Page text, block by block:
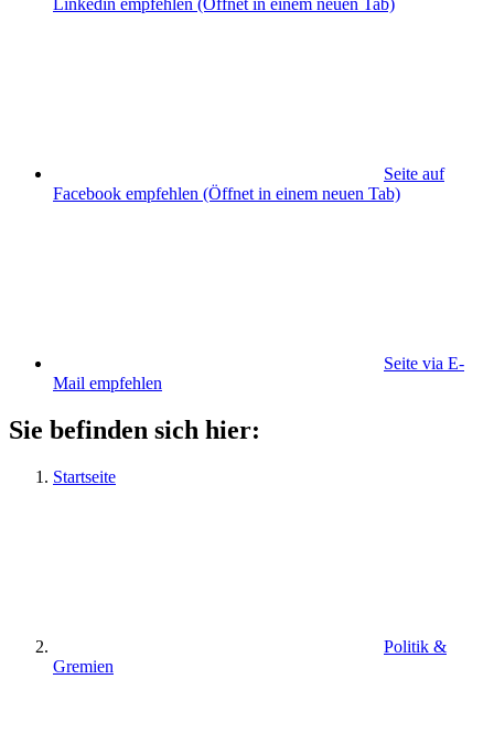
Linkedin empfehlen (Öffnet in einem neuen Tab)
Seite auf
Facebook empfehlen (Öffnet in einem neuen Tab)
Seite via E-
Mail empfehlen
Sie befinden sich hier:
Startseite
Politik &
Gremien